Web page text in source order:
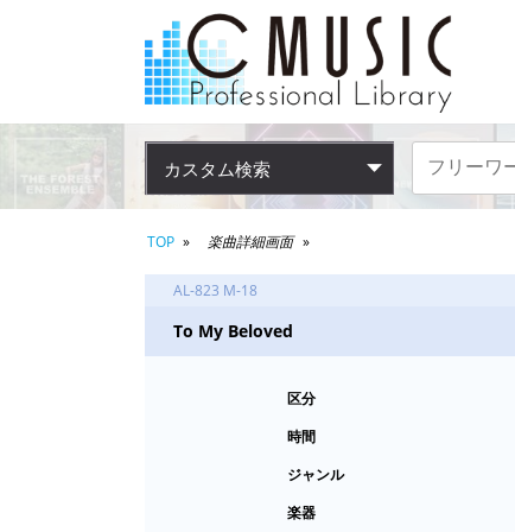
カスタム検索
TOP 楽曲詳細画面
AL-823 M-18
To My Beloved
区分
時間
ジャンル
楽器